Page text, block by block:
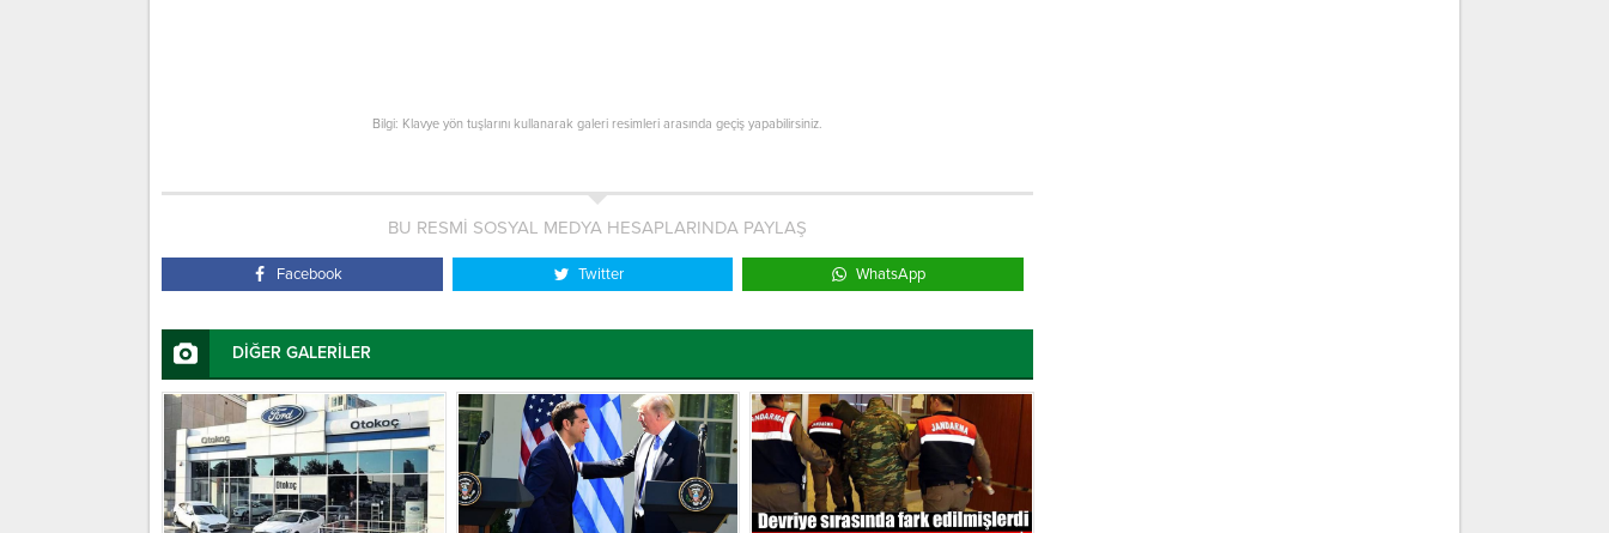
Bilgi: Klavye yön tuşlarını kullanarak galeri resimleri arasında geçiş yapabilirsiniz.
BU RESMİ SOSYAL MEDYA HESAPLARINDA PAYLAŞ
Facebook Twitter WhatsApp
DİĞER GALERİLER